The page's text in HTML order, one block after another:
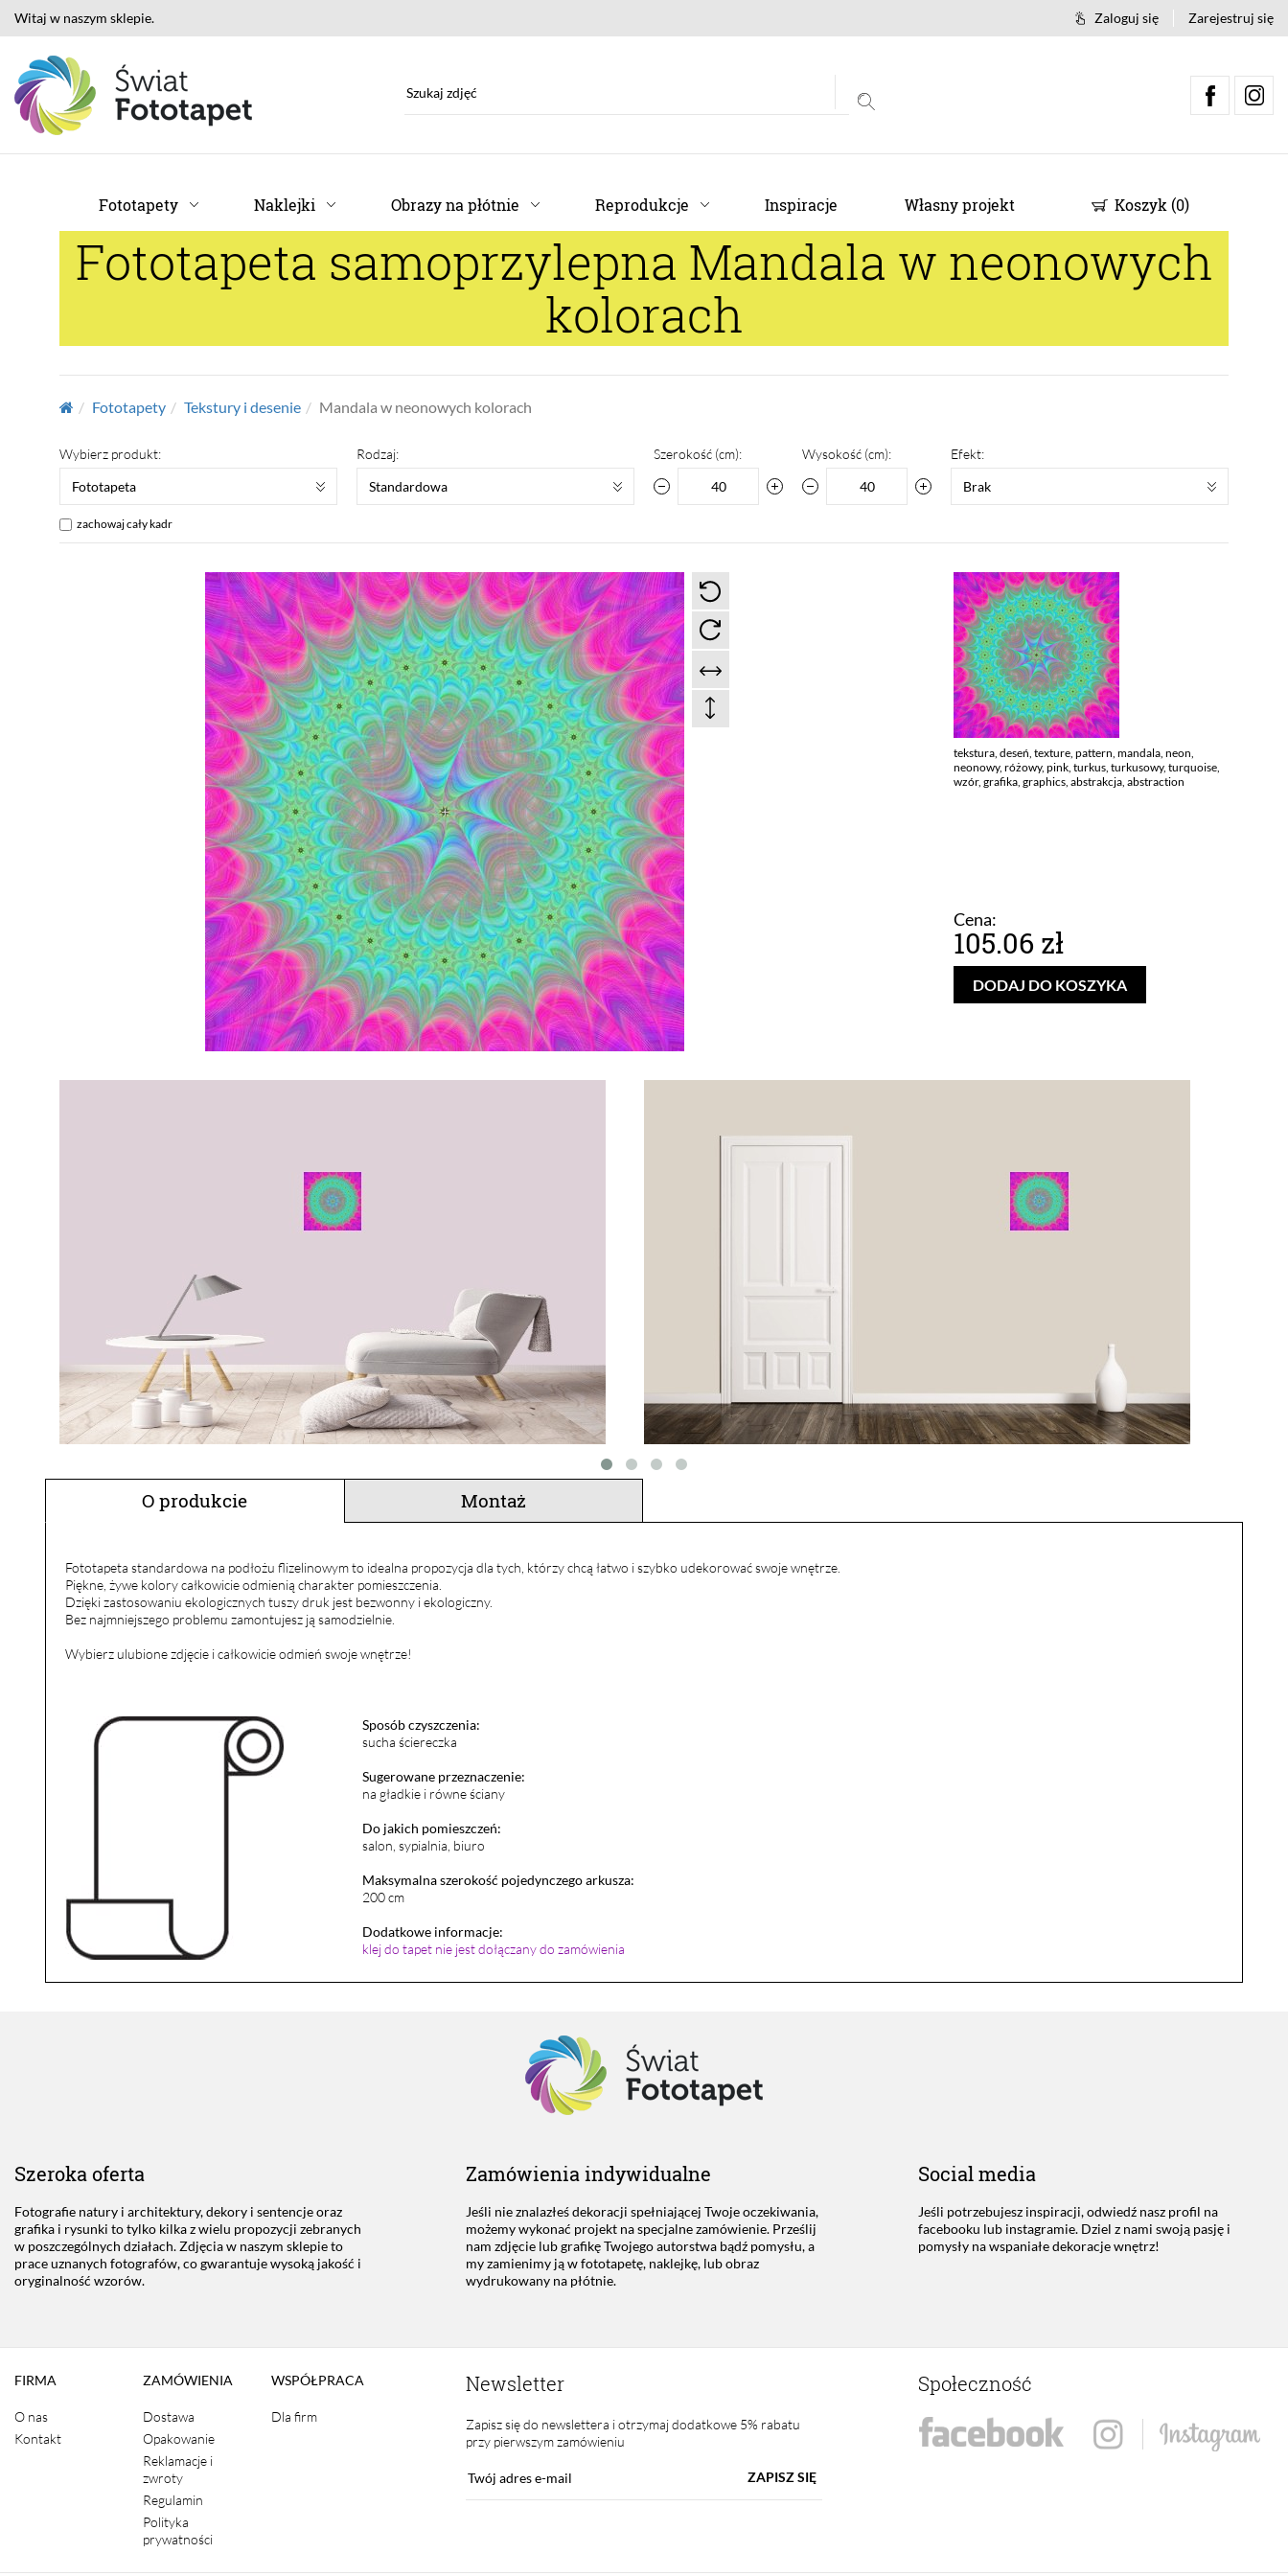
Witaj w naszym sklepie. Zaloguj się Zarejestruj się
Fototapety Naklejki Obrazy na płótnie Reprodukcje Inspiracje Własny projekt Koszyk (0)
Fototapeta samoprzylepna Mandala w neonowych
kolorach
Fototapety Tekstury i desenie Mandala w neonowych kolorach
Wybierz produkt:
Fototapeta
Rodzaj:
Standardowa
Szerokość (cm): Wysokość (cm):
Efekt:
Brak
zachowaj cały kadr
tekstura, deseń, texture, pattern, mandala, neon,
neonowy, różowy, pink, turkus, turkusowy, turquoise,
wzór, grafika, graphics, abstrakcja, abstraction
Cena:
105.06 zł
DODAJ DO KOSZYKA
O produkcie Montaż
Fototapeta standardowa na podłożu flizelinowym to idealna propozycja dla tych, którzy chcą łatwo i szybko udekorować swoje wnętrze.
Piękne, żywe kolory całkowicie odmienią charakter pomieszczenia.
Dzięki zastosowaniu ekologicznych tuszy druk jest bezwonny i ekologiczny.
Bez najmniejszego problemu zamontujesz ją samodzielnie.
Wybierz ulubione zdjęcie i całkowicie odmień swoje wnętrze!
Sposób czyszczenia:
sucha ściereczka
Sugerowane przeznaczenie:
na gładkie i równe ściany
Do jakich pomieszczeń:
salon, sypialnia, biuro
Maksymalna szerokość pojedynczego arkusza:
200 cm
Dodatkowe informacje:
klej do tapet nie jest dołączany do zamówienia
Szeroka oferta
Fotografie natury i architektury, dekory i sentencje oraz
grafika i rysunki to tylko kilka z wielu propozycji zebranych
w poszczególnych działach. Zdjęcia w naszym sklepie to
prace uznanych fotografów, co gwarantuje wysoką jakość i
oryginalność wzorów.
Zamówienia indywidualne
Jeśli nie znalazłeś dekoracji spełniającej Twoje oczekiwania,
możemy wykonać projekt na specjalne zamówienie. Prześlij
nam zdjęcie lub grafikę Twojego autorstwa bądź pomysłu, a
my zamienimy ją w fototapetę, naklejkę, lub obraz
wydrukowany na płótnie.
Social media
Jeśli potrzebujesz inspiracji, odwiedź nasz profil na
facebooku lub instagramie. Dziel z nami swoją pasję i
pomysły na wspaniałe dekoracje wnętrz!
FIRMA
O nas
Kontakt
ZAMÓWIENIA
Dostawa
Opakowanie
Reklamacje i
zwroty
Regulamin
Polityka
prywatności
WSPÓŁPRACA
Dla firm
Newsletter
Zapisz się do newslettera i otrzymaj dodatkowe 5% rabatu
przy pierwszym zamówieniu
ZAPISZ SIĘ
Społeczność